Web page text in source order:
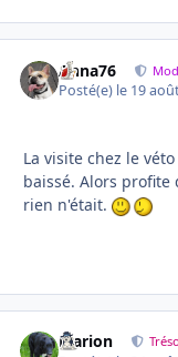
Anna76
Posté(e) le 19
La visite chez le
baissé. Alors
rien n'était.
Marion